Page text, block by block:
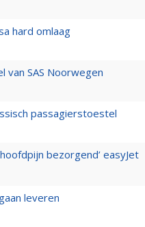
hard omlaag
van SAS Noorwegen
passagierstoestel
bezorgend’ easyJet
leveren